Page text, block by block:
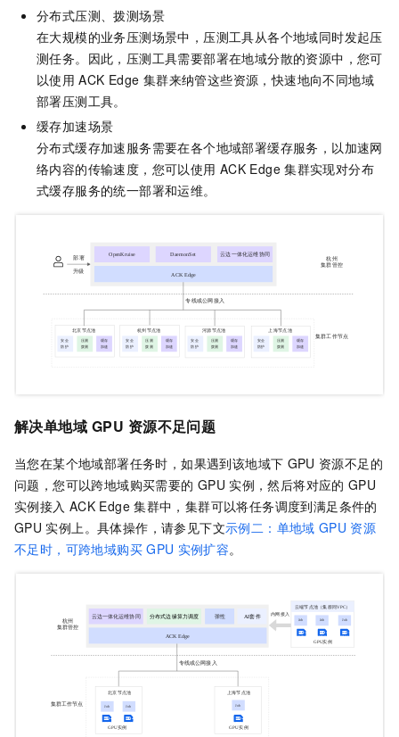
分布式压测、拨测场景
在大规模的业务压测场景中，压测工具从各个地域同时发起压
测任务。因此，压测工具需要部署在地域分散的资源中，您可
以使用 ACK Edge 集群来纳管这些资源，快速地向不同地域
部署压测工具。
缓存加速场景
分布式缓存加速服务需要在各个地域部署缓存服务，以加速网
络内容的传输速度，您可以使用 ACK Edge 集群实现对分布
式缓存服务的统一部署和运维。
解决单地域 GPU 资源不足问题
当您在某个地域部署任务时，如果遇到该地域下 GPU 资源不足的
问题，您可以跨地域购买需要的 GPU 实例，然后将对应的 GPU
实例接入 ACK Edge 集群中，集群可以将任务调度到满足条件的
GPU 实例上。具体操作，请参见下文示例二：单地域 GPU 资源
不足时，可跨地域购买 GPU 实例扩容。